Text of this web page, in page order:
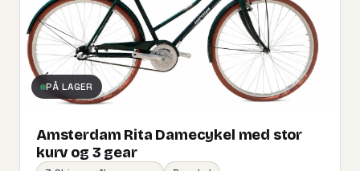
PÅ LAGER
Amsterdam Rita Damecykel med stor
kurv og 3 gear